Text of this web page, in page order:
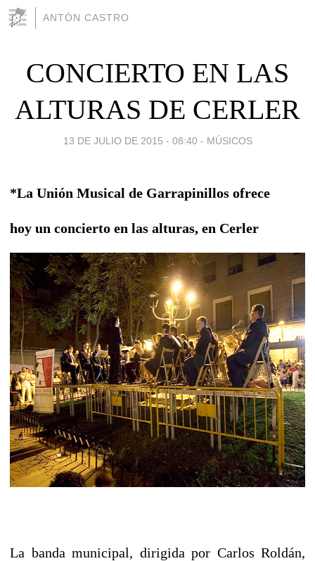
ANTÓN CASTRO
CONCIERTO EN LAS
ALTURAS DE CERLER
13 DE JULIO DE 2015 - 08:40 - MÚSICOS
*La Unión Musical de Garrapinillos ofrece
hoy un concierto en las alturas, en Cerler
La banda municipal, dirigida por Carlos Roldán,